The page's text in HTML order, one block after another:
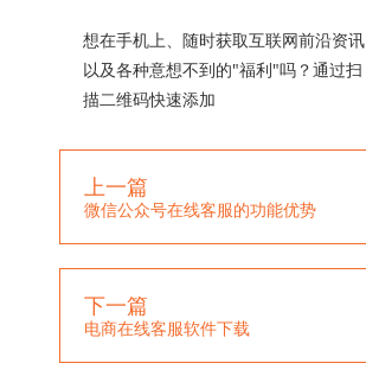
想在手机上、随时获取互联网前沿资讯
以及各种意想不到的"福利"吗？通过扫
描二维码快速添加
上一篇
微信公众号在线客服的功能优势
下一篇
电商在线客服软件下载